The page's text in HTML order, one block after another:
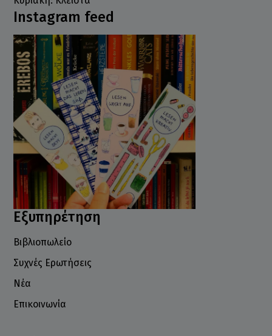
Instagram feed
Εξυπηρέτηση
Βιβλιοπωλείο
Συχνές Ερωτήσεις
Νέα
Επικοινωνία